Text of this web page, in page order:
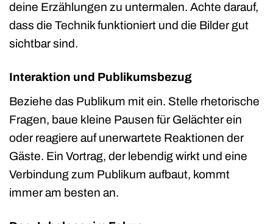
deine Erzählungen zu untermalen. Achte darauf,
dass die Technik funktioniert und die Bilder gut
sichtbar sind.
Interaktion und Publikumsbezug
Beziehe das Publikum mit ein. Stelle rhetorische
Fragen, baue kleine Pausen für Gelächter ein
oder reagiere auf unerwartete Reaktionen der
Gäste. Ein Vortrag, der lebendig wirkt und eine
Verbindung zum Publikum aufbaut, kommt
immer am besten an.